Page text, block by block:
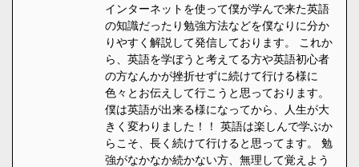
インターネットを使って僕が学んで来た英語
の知識だったり勉強方法などを僕なりに分か
りやすく解説して発信しております。 これか
ら、英語を学ぼうと考えてる方や英語初心者
の方なんかが挫折せずに続けて行ける様に
色々とお伝えして行こうと思っております。
僕は英語が出来る様になってから、人生が大
きく変わりました！！ 英語は楽しんで学ぶか
らこそ、長く続けて行けると思ってます。 勉
強がなかなか続かない方、無理して覚えよう